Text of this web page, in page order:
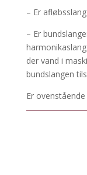
– Er
– Er
der vand i
bundslangen
Er